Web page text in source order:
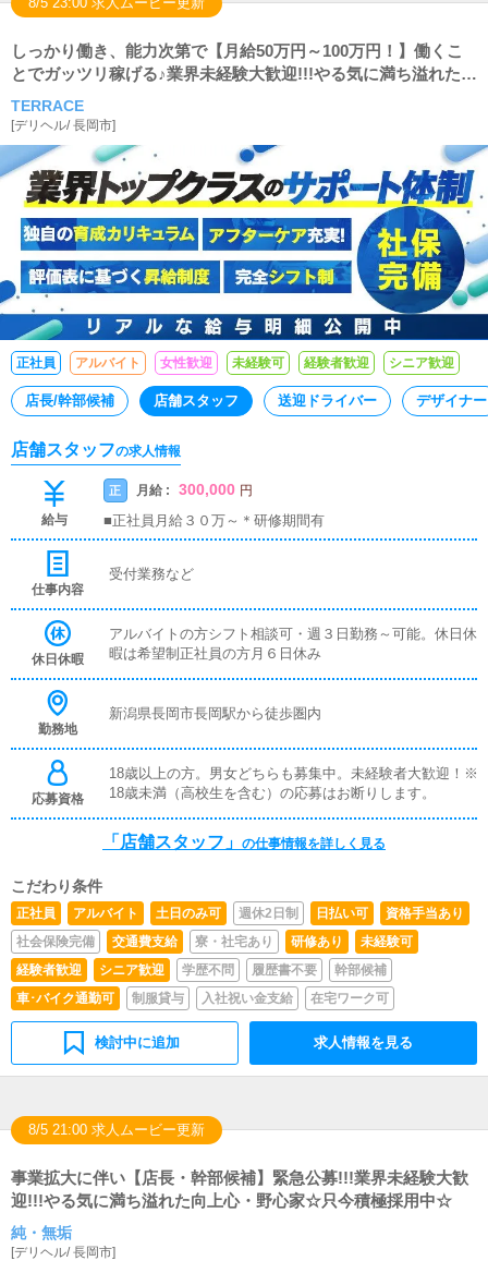
しっかり働き、能力次第で【月給50万円～100万円！】働くこ
とでガッツリ稼げる♪業界未経験大歓迎!!!やる気に満ち溢れた向
上心・野心家☆只今積極採用中☆副業も◎
TERRACE
[デリヘル/長岡市]
正社員 アルバイト 女性歓迎 未経験可 経験者歓迎 シニア歓迎
店長/幹部候補 店舗スタッフ 送迎ドライバー デザイナー
店舗スタッフの求人情報
給与
正 月給 : 300,000 円
■正社員月給３０万～＊研修期間有
仕事内容
受付業務など
休日休暇
アルバイトの方シフト相談可・週３日勤務～可能。休日休
暇は希望制正社員の方月６日休み
勤務地
新潟県長岡市長岡駅から徒歩圏内
応募資格
18歳以上の方。男女どちらも募集中。未経験者大歓迎！※
18歳未満（高校生を含む）の応募はお断りします。
「店舗スタッフ」 の仕事情報を詳しく見る
こだわり条件
正社員 アルバイト 土日のみ可 週休2日制 日払い可
資格手当あり
社会保険完備
交通費支給 寮・社宅あり 研修あり
未経験可
経験者歓迎
シニア歓迎 学歴不問 履歴書不要
幹部候補
車･バイク通勤可
制服貸与 入社祝い金支給 在宅ワーク可
検討中に追加 求人情報を見る
8/5 21:00 求人ムービー更新
事業拡大に伴い【店長・幹部候補】緊急公募!!!業界未経験大歓
迎!!!やる気に満ち溢れた向上心・野心家☆只今積極採用中☆
純・無垢
[デリヘル/長岡市]